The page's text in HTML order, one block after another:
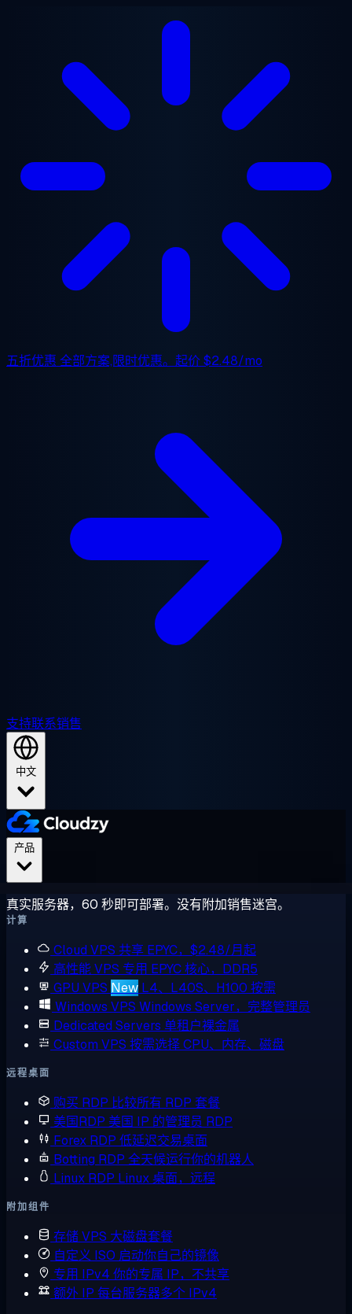
五折优惠 全部方案,限时优惠。起价$2.48/mo
支持联系销售
中文
真实服务器，60 秒即可部署。没有附加销售迷宫。
计算
Cloud VPS 共享 EPYC，$2.48/月起
高性能 VPS 专用 EPYC 核心，DDR5
GPU VPS New L4、L40S、H100 按需
Windows VPS Windows Server，完整管理员
Dedicated Servers 单租户裸金属
Custom VPS 按需选择 CPU、内存、磁盘
远程桌面
购买 RDP 比较所有 RDP 套餐
美国RDP 美国 IP 的管理员 RDP
Forex RDP 低延迟交易桌面
Botting RDP 全天候运行你的机器人
Linux RDP Linux 桌面，远程
附加组件
存储 VPS 大磁盘套餐
自定义 ISO 启动你自己的镜像
专用 IPv4 你的专属 IP，不共享
额外 IP 每台服务器多个 IPv4